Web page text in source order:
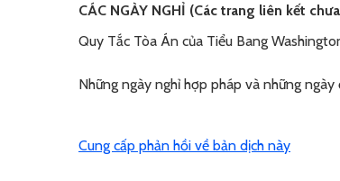
CÁC NGÀY NGHỈ (Các trang liên kết
Quy Tắc Tòa Án của Tiểu Bang
Những ngày nghỉ hợp pháp và những
Cung cấp phản hồi về bản dịch này